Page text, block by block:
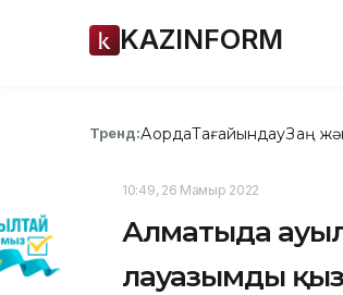
KAZINFORM
Тренд:АқордаТағайындауЗаң
10:49, 26 Мамыр 2022
Алматыда
лауазымды